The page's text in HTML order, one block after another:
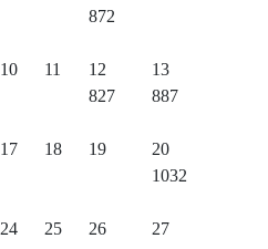
872
10 11
12
827
13
887
17 18 19
20
1032
24 25 26 27